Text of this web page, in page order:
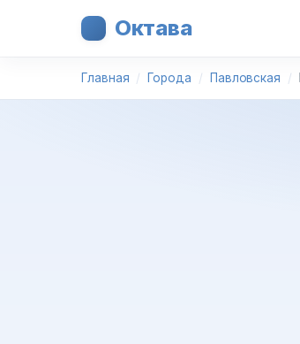
Октава
Главная Города Павловская